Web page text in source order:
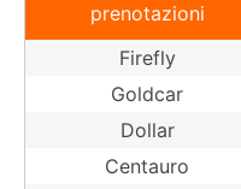
prenotazioni
Firefly
Goldcar
Dollar
Centauro